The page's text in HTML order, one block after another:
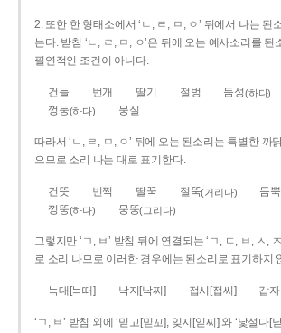
2. 또한 한 형태소에서 ‘ㄴ, ㄹ, ㅁ, ㅇ’ 뒤에서 나는 된
는다. 받침 ‘ㄴ, ㄹ, ㅁ, ㅇ’은 뒤에 오는 예사소리를 된
필연적인 조건이 아니다.
건들 번개 딸기 절벙 듬성(하다)
껑둥(하다) 뭉실
따라서 ‘ㄴ, ㄹ, ㅁ, ㅇ’ 뒤에 오는 된소리는 특별한 까
으므로 소리 나는 대로 표기한다.
건뜻 번쩍 딸꾹 절뚝(거리다) 듬뿍
껑뚱(하다) 뭉뚱(그리다)
그렇지만 ‘ㄱ, ㅂ’ 받침 뒤에 연결되는 ‘ㄱ, ㄷ, ㅂ, ㅅ,
로 소리 나므로 이러한 경우에는 된소리로 표기하지
늑대[늑때] 낙지[낙찌] 접시[접씨] 갑
‘ㄱ, ㅂ’ 받침 외에 ‘믿고[믿꼬], 잊지[읻찌]’와 ‘낯설다[